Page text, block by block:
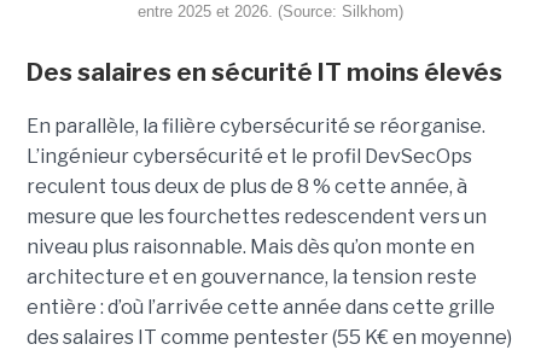
entre 2025 et 2026. (Source: Silkhom)
Des salaires en sécurité IT moins élevés
En parallèle, la filière cybersécurité se réorganise.
L’ingénieur cybersécurité et le profil DevSecOps
reculent tous deux de plus de 8 % cette année, à
mesure que les fourchettes redescendent vers un
niveau plus raisonnable. Mais dès qu’on monte en
architecture et en gouvernance, la tension reste
entière : d’où l’arrivée cette année dans cette grille
des salaires IT comme pentester (55 K€ en moyenne)